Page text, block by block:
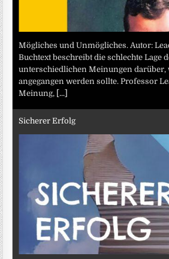
Mögliches und Unmögliches. Autor:
Buchtext beschreibt die schlechte Lage
unterschiedlichen Meinungen darüber,
angegangen werden sollte. Professor
Meinung,
[...]
Sicherer Erfolg